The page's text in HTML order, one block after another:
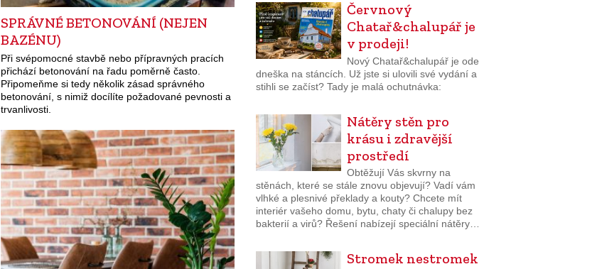
SPRÁVNÉ BETONOVÁNÍ (NEJEN
BAZÉNU)
Při svépomocné stavbě nebo přípravných pracích
přichází betonování na řadu poměrně často.
Připomeňme si tedy několik zásad správného
betonování, s nimiž docílíte požadované pevnosti a
trvanlivosti.
Červnový
Chatař&chalupář je
v prodeji!
Nový Chatař&chalupář je ode
dneška na stáncích. Už jste si ulovili své vydání a
stihli se začíst? Tady je malá ochutnávka:
Nátěry stěn pro
krásu i zdravější
prostředí
Obtěžují Vás skvrny na
stěnách, které se stále znovu objevují? Vadí vám
vlhké a plesnivé překlady a kouty? Chcete mít
interiér vašeho domu, bytu, chaty či chalupy bez
bakterií a virů? Řešení nabízejí speciální nátěry…
Stromek nestromek